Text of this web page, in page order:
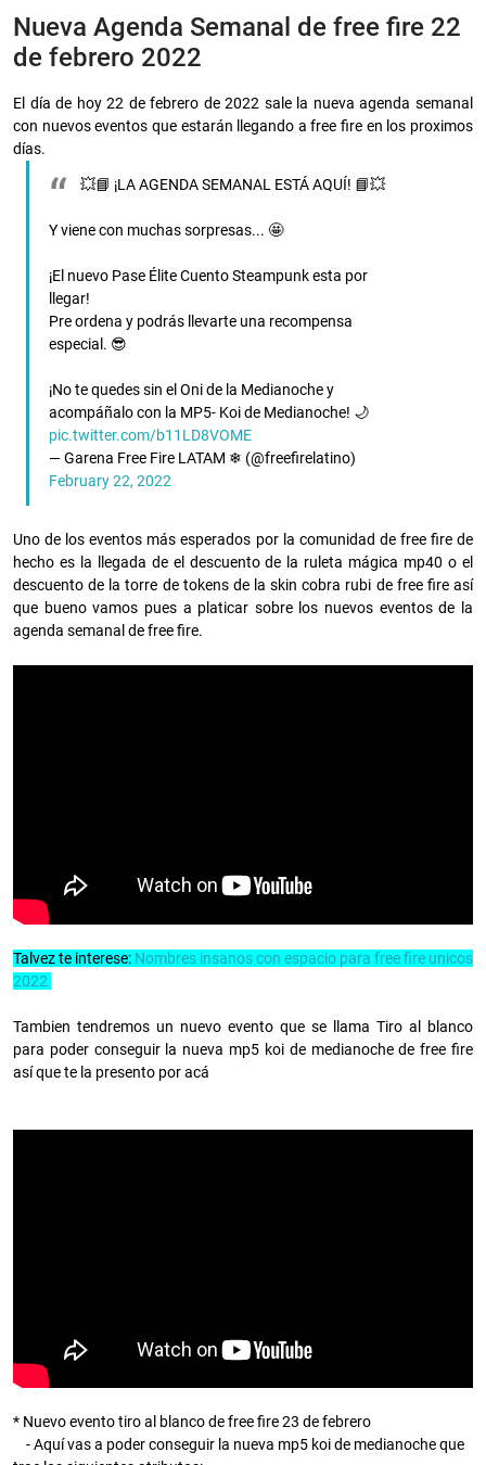
Nueva Agenda Semanal de free fire 22
de febrero 2022
El día de hoy 22 de febrero de 2022 sale la nueva agenda semanal
con nuevos eventos que estarán llegando a free fire en los proximos
días.
💥📘 ¡LA AGENDA SEMANAL ESTÁ AQUÍ! 📘💥
Y viene con muchas sorpresas... 🤩
¡El nuevo Pase Élite Cuento Steampunk esta por
llegar!
Pre ordena y podrás llevarte una recompensa
especial. 😎
¡No te quedes sin el Oni de la Medianoche y
acompáñalo con la MP5- Koi de Medianoche! 🌙
pic.twitter.com/b11LD8VOME
— Garena Free Fire LATAM ❄ (@freefirelatino)
February 22, 2022
Uno de los eventos más esperados por la comunidad de free fire de
hecho es la llegada de el descuento de la ruleta mágica mp40 o el
descuento de la torre de tokens de la skin cobra rubi de free fire así
que bueno vamos pues a platicar sobre los nuevos eventos de la
agenda semanal de free fire.
Talvez te interese: Nombres insanos con espacio para free fire unicos
2022
Tambien tendremos un nuevo evento que se llama Tiro al blanco
para poder conseguir la nueva mp5 koi de medianoche de free fire
así que te la presento por acá
* Nuevo evento tiro al blanco de free fire 23 de febrero
- Aquí vas a poder conseguir la nueva mp5 koi de medianoche que